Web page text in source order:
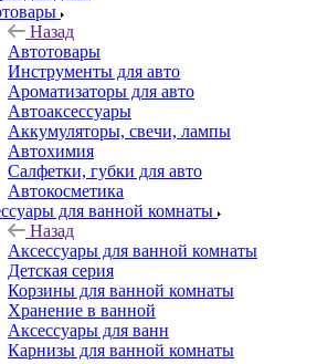
Назад
Автотовары
Инструменты для авто
Ароматизаторы для авто
Автоаксессуары
Аккумуляторы, свечи, лампы
Автохимия
Салфетки, губки для авто
Автокосметика
для ванной комнаты
Назад
Аксессуары для ванной комнаты
Детская серия
Корзины для ванной комнаты
Хранение в ванной
Аксессуары для ванн
Карнизы для ванной комнаты